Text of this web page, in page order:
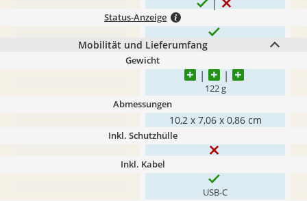
Status-Anzeige
Mobilität und Lieferumfang
Gewicht
122 g
Abmessungen
10,2 x 7,06 x 0,86 cm
Inkl. Schutzhülle
Inkl. Kabel
USB-C